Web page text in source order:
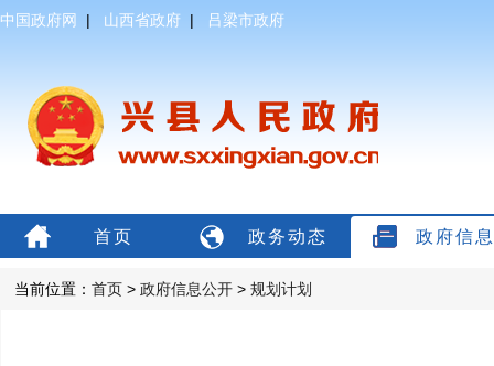
中国政府网 | 山西省政府 | 吕梁市政府
首页 政务动态 政府信
当前位置： 首页 > 政府信息公开 > 规划计划